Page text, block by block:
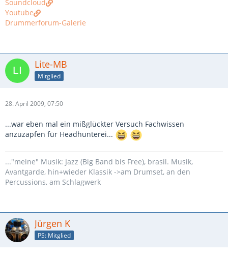
Soundcloud
Youtube
Drummerforum-Galerie
Lite-MB
Mitglied
28. April 2009, 07:50
...war eben mal ein mißglückter Versuch Fachwissen
anzuzapfen für Headhunterei...
..."meine" Musik: Jazz (Big Band bis Free), brasil. Musik,
Avantgarde, hin+wieder Klassik ->am Drumset, an den
Percussions, am Schlagwerk
Jürgen K
PS: Mitglied